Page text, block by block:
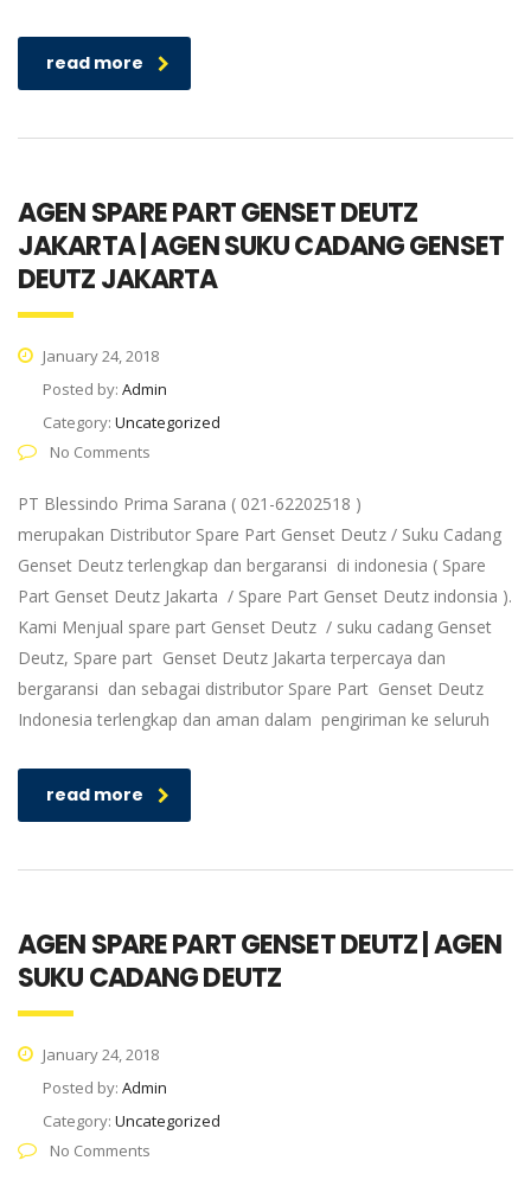
read more
AGEN SPARE PART GENSET DEUTZ
JAKARTA | AGEN SUKU CADANG GENSET
DEUTZ JAKARTA
January 24, 2018
Posted by: Admin
Category: Uncategorized
No Comments
PT Blessindo Prima Sarana ( 021-62202518 )
merupakan Distributor Spare Part Genset Deutz / Suku Cadang
Genset Deutz terlengkap dan bergaransi di indonesia ( Spare
Part Genset Deutz Jakarta / Spare Part Genset Deutz indonsia ).
Kami Menjual spare part Genset Deutz / suku cadang Genset
Deutz, Spare part Genset Deutz Jakarta terpercaya dan
bergaransi dan sebagai distributor Spare Part Genset Deutz
Indonesia terlengkap dan aman dalam pengiriman ke seluruh
read more
AGEN SPARE PART GENSET DEUTZ | AGEN
SUKU CADANG DEUTZ
January 24, 2018
Posted by: Admin
Category: Uncategorized
No Comments